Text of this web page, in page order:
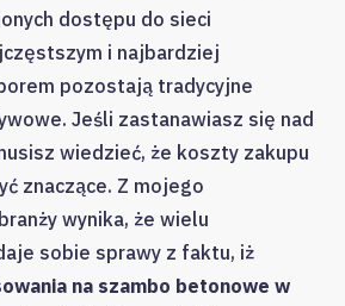
dostępu do sieci
i najbardziej
pozostają tradycyjne
Jeśli zastanawiasz się nad
wiedzieć, że koszty zakupu
znaczące. Z mojego
wynika, że wielu
sobie sprawy z faktu, iż
na szambo betonowe w